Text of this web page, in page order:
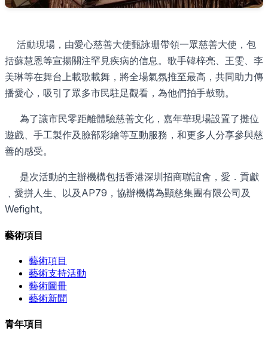
活動現場，由愛心慈善大使甄詠珊帶領一眾慈善大使，包
括蘇慧恩等宣揚關注罕見疾病的信息。歌手韓梓亮、王雯、李
美琳等在舞台上載歌載舞，將全場氣氛推至最高，共同助力傳
播愛心，吸引了眾多市民駐足觀看，為他們拍手鼓勁。
為了讓市民零距離體驗慈善文化，嘉年華現場設置了攤位
遊戲、手工製作及臉部彩繪等互動服務，和更多人分享參與慈
善的感受。
是次活動的主辦機構包括香港深圳招商聯誼會，愛．貢獻
﹑愛拼人生、以及AP79，協辦機構為顯慈集團有限公司及
Wefight。
藝術項目
藝術項目
藝術支持活動
藝術圖冊
藝術新聞
青年項目